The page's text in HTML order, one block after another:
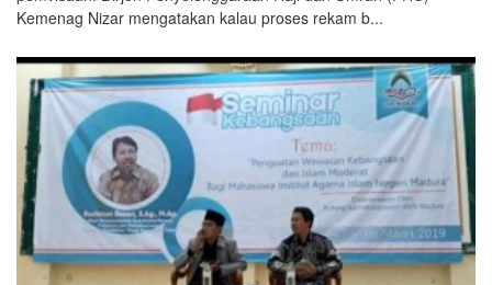
Kemenag Nizar mengatakan kalau proses rekam b...